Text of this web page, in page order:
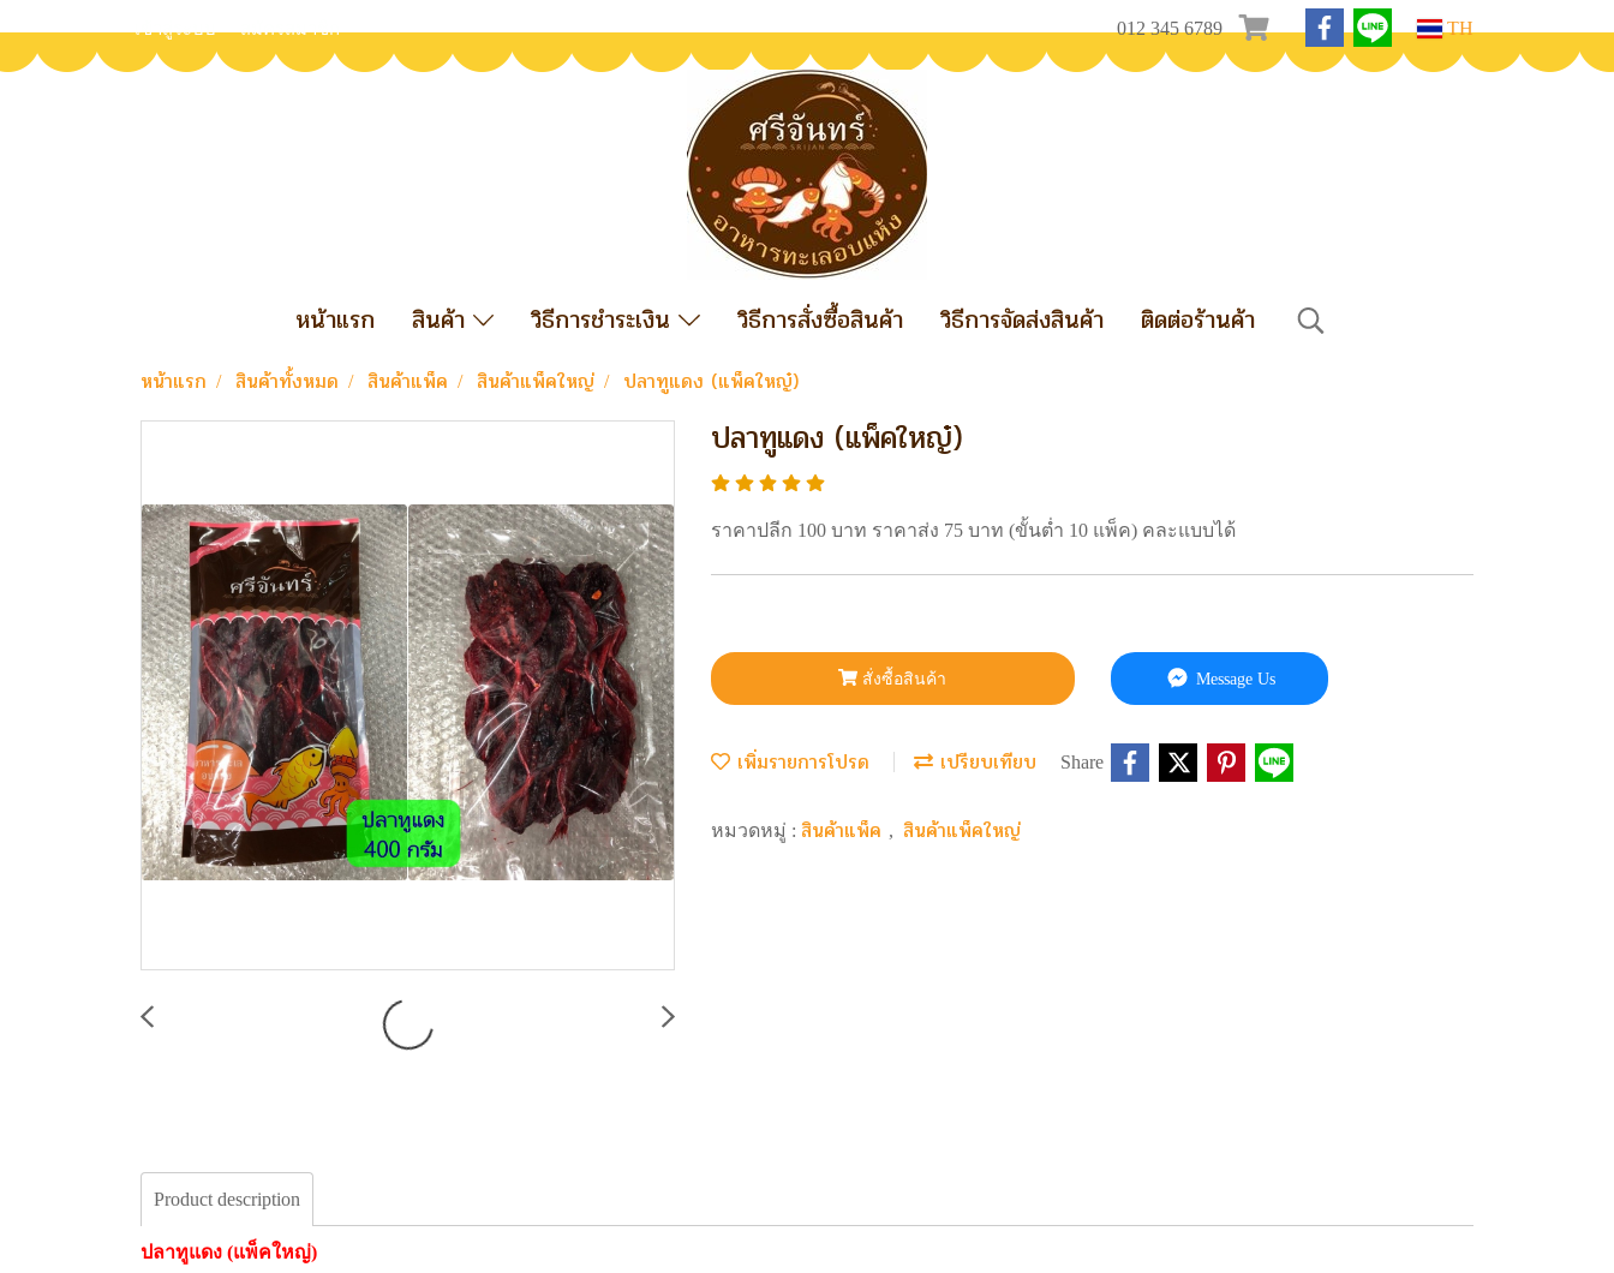
เข้าสู่ระบบ สมัครสมาชิก 012 345 6789 TH
หน้าแรก สินค้า วิธีการชำระเงิน วิธีการสั่งซื้อสินค้า วิธีการจัดส่งสินค้า ติดต่อร้านค้า
หน้าแรก สินค้าทั้งหมด สินค้าแพ็ค สินค้าแพ็คใหญ่ ปลาทูแดง (แพ็คใหญ๋)
ปลาทูแดง (แพ็คใหญ๋)
ราคาปลีก 100 บาท ราคาส่ง 75 บาท (ขั้นต่ำ 10 แพ็ค) คละแบบได้
สั่งซื้อสินค้า Message Us
เพิ่มรายการโปรด เปรียบเทียบ Share
หมวดหมู่ : สินค้าแพ็ค , สินค้าแพ็คใหญ่
Product description
ปลาทูแดง (แพ็คใหญ่)